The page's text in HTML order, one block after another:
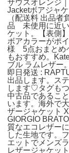
サウスオレンジ
Jacketボアジャ
（配送料 出品
品 未使用に近
ケット。【表側
ボアカラーがポ
様 5点おまとめ
もおすすめ。
ブル ラムレザー
即日発送 :
出品します。ス
します♡タグも
中古品であるこ
います。海外で
ザージャケット
GIORGIO
質なエコレザー
した生地です。
エットでメンズ
レザージャケッ